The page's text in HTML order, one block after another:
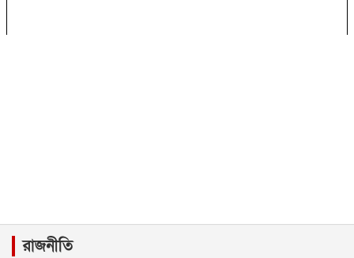
রাজনীতি